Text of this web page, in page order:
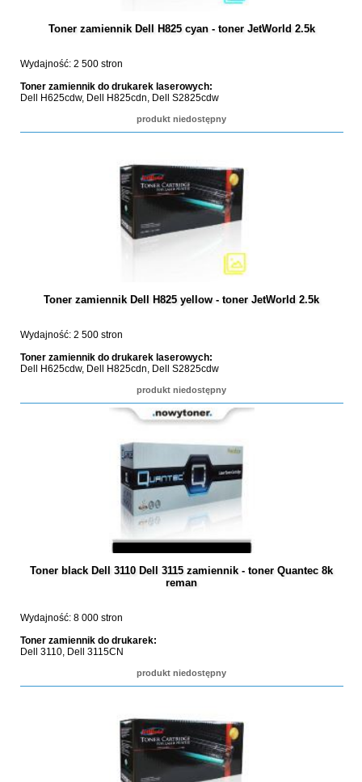
Toner zamiennik Dell H825 cyan - toner JetWorld 2.5k
Wydajność: 2 500 stron
Toner zamiennik do drukarek laserowych:
Dell H625cdw, Dell H825cdn, Dell S2825cdw
produkt niedostępny
Toner zamiennik Dell H825 yellow - toner JetWorld 2.5k
Wydajność: 2 500 stron
Toner zamiennik do drukarek laserowych:
Dell H625cdw, Dell H825cdn, Dell S2825cdw
produkt niedostępny
Toner black Dell 3110 Dell 3115 zamiennik - toner Quantec 8k
reman
Wydajność: 8 000 stron
Toner zamiennik do drukarek:
Dell 3110, Dell 3115CN
produkt niedostępny